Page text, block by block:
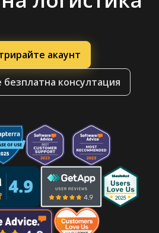
акаунт
консултация